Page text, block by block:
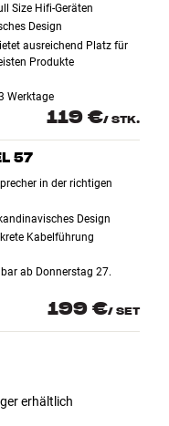
Size Hifi-Geräten
Design
ausreichend Platz für
Produkte
Werktage
119 €/ STK.
57
in der richtigen
Design
Kabelführung
ab Donnerstag 27.
199 €/ SET
erhältlich